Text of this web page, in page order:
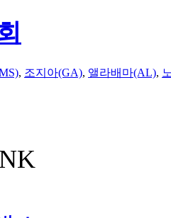
, 조지아(GA), 앨라배마(AL),